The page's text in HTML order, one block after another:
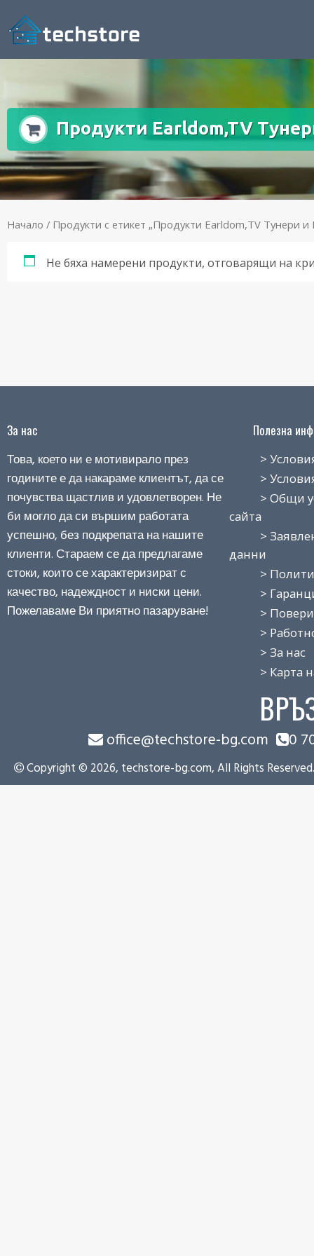
Продукти Earldom,TV
Начало / Продукти с етикет „Продукти Earldom,TV Тунери и
Не бяха намерени продукти, отговарящи на
За нас
Това, което ни е мотивирало през
годините е да накараме клиентът, да се
почувства щастлив и удовлетворен. Не
би могло да си вършим работата
успешно, без подкрепата на нашите
клиенти. Стараем се да предлагаме
стоки, които се характеризират с
качество, надеждност и ниски цени.
Пожелаваме Ви приятно пазаруване!
Полезна
> Условия
> Условия
> Общи
сайта
>
данни
>
>
>
> Работно
> За нас
> Карта на
office@techstore-bg.com 0
Copyright © 2026, techstore-bg.com, All Rights Reserved.